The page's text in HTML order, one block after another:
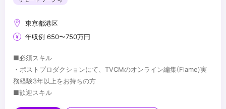
東京都港区
年収例 650〜750万円
■必須スキル
・ポストプロダクションにて、TVCMのオンライン編集(Flame)実
務経験3年以上をお持ちの方
■歓迎スキル